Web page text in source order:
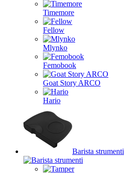
Timemore
Fellow
Mlynko
Femobook
Goat Story ARCO
Hario
Barista strumenti